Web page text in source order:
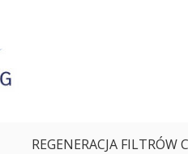
REGENERACJA FILTRÓW